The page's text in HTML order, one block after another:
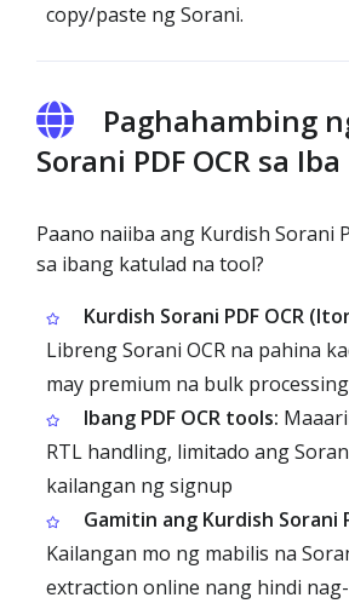
copy/paste ng Sorani.
Paghahambing
Sorani PDF OCR sa
Paano naiiba ang Kurdish Sorani
sa ibang katulad na tool?
Kurdish Sorani PDF OCR
Libreng Sorani OCR na pahina
may premium na bulk processing
Ibang PDF OCR tools:
RTL handling, limitado ang
kailangan ng signup
Gamitin ang Kurdish Sorani
Kailangan mo ng mabilis na
extraction online nang hindi